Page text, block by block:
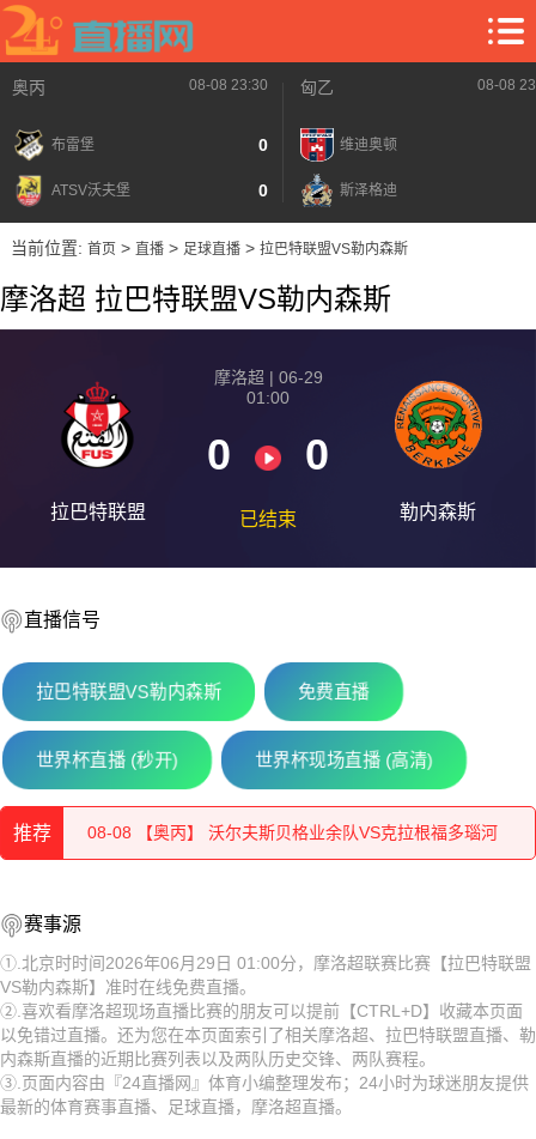
奥丙 08-08 23:30
布雷堡 0
ATSV沃夫堡 0
匈乙 08-08
维迪奥顿
斯泽格迪
当前位置: 首页> 直播> 足球直播> 拉巴特联盟VS勒内森斯
摩洛超 拉巴特联盟VS勒内森斯
拉巴特联盟
摩洛超 | 06-29
01:00
0 0
已结束 勒内森斯
直播信号
拉巴特联盟VS勒内森斯 免费直播
世界杯直播 (秒开) 世界杯现场直播 (高清)
推荐
08-08 【奥丙】 布雷堡VSATSV沃夫堡
08-08 【匈乙】 维迪奥顿VS斯泽格迪
08-08 【奥丙】 沃尔夫斯贝格业余队VS克拉根福多瑙河
08-08 【匈乙】 多瑙蒂萨VS梅索科菲德
08-08 【瑞士乙】 沃韦体育VS梅林
08-08 【奥乙】 格拉茨风暴青年队VSFAC维也纳
08-08 【奥丙】 沃尔夫斯贝格业余队VS克拉根福多瑙河
08-08 【匈乙】 布达佩斯瓦苏塔斯VS凯奇凯梅特
08-08 【匈乙】 阿贾克VS卡格SE
赛事源
①.北京时时间2026年06月29日 01:00分，摩洛超联赛比赛【拉巴特联盟
VS勒内森斯】准时在线免费直播。
②.喜欢看摩洛超现场直播比赛的朋友可以提前【CTRL+D】收藏本页面
以免错过直播。还为您在本页面索引了相关摩洛超、拉巴特联盟直播、勒
内森斯直播的近期比赛列表以及两队历史交锋、两队赛程。
③.页面内容由『24直播网』体育小编整理发布；24小时为球迷朋友提供
最新的体育赛事直播、足球直播，摩洛超直播。